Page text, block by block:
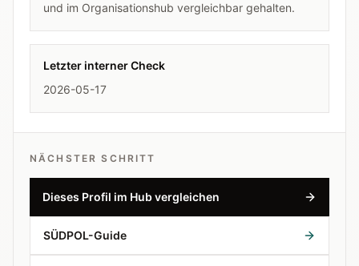
und im Organisationshub vergleichbar gehalten.
Letzter interner Check
2026-05-17
NÄCHSTER SCHRITT
Dieses Profil im Hub vergleichen
SÜDPOL-Guide